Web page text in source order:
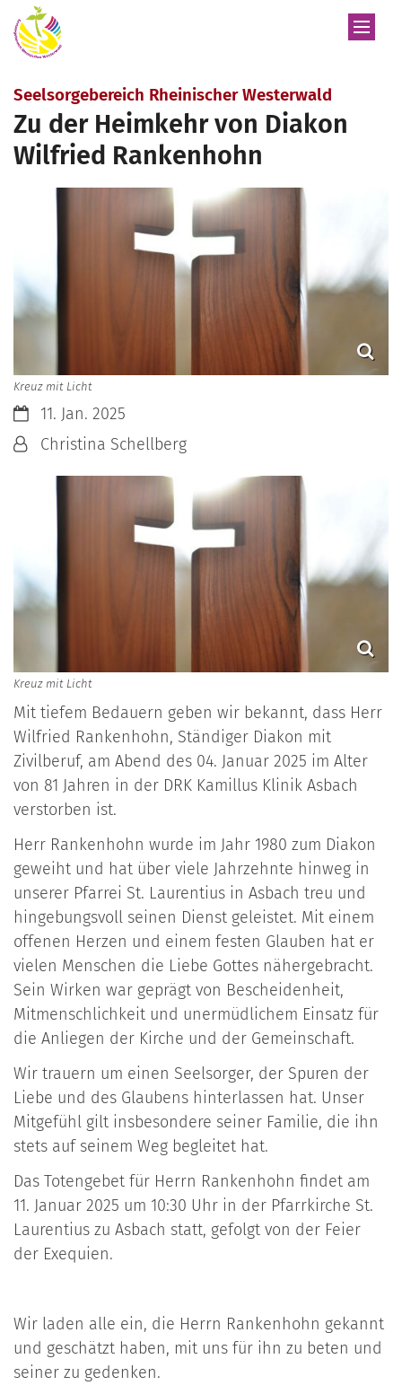
Zum Inhalt springen
Seelsorgebereich Rheinischer Westerwald
Zu der Heimkehr von Diakon
Wilfried Rankenhohn
Kreuz mit Licht
Datum:11. Jan. 2025
Von:Christina Schellberg
Kreuz mit Licht
Mit tiefem Bedauern geben wir bekannt, dass Herr
Wilfried Rankenhohn, Ständiger Diakon mit
Zivilberuf, am Abend des 04. Januar 2025 im Alter
von 81 Jahren in der DRK Kamillus Klinik Asbach
verstorben ist.
Herr Rankenhohn wurde im Jahr 1980 zum Diakon
geweiht und hat über viele Jahrzehnte hinweg in
unserer Pfarrei St. Laurentius in Asbach treu und
hingebungsvoll seinen Dienst geleistet. Mit einem
offenen Herzen und einem festen Glauben hat er
vielen Menschen die Liebe Gottes nähergebracht.
Sein Wirken war geprägt von Bescheidenheit,
Mitmenschlichkeit und unermüdlichem Einsatz für
die Anliegen der Kirche und der Gemeinschaft.
Wir trauern um einen Seelsorger, der Spuren der
Liebe und des Glaubens hinterlassen hat. Unser
Mitgefühl gilt insbesondere seiner Familie, die ihn
stets auf seinem Weg begleitet hat.
Das Totengebet für Herrn Rankenhohn findet am
11. Januar 2025 um 10:30 Uhr in der Pfarrkirche St.
Laurentius zu Asbach statt, gefolgt von der Feier
der Exequien.
Wir laden alle ein, die Herrn Rankenhohn gekannt
und geschätzt haben, mit uns für ihn zu beten und
seiner zu gedenken.